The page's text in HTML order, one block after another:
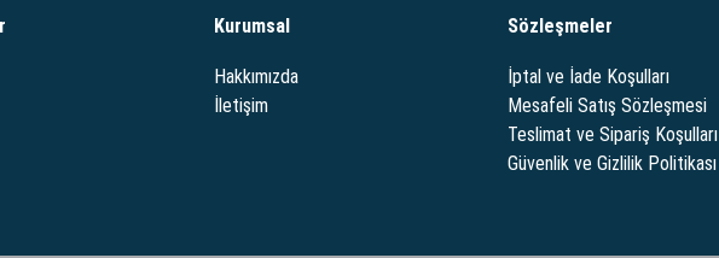
Kurumsal
Hakkımızda
İletişim
Sözleşmeler
İptal ve İade Koşulları
Mesafeli Satış Sözleşmesi
Teslimat ve Sipariş Koşulları
Güvenlik ve Gizlilik Politikası